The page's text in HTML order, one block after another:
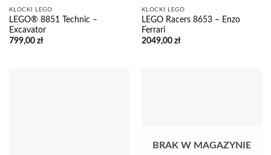
KLOCKI LEGO
LEGO® 8851 Technic –
Excavator
799,00 zł
KLOCKI LEGO
LEGO Racers 8653 – Enzo
Ferrari
2049,00 zł
BRAK W MAGAZYNIE